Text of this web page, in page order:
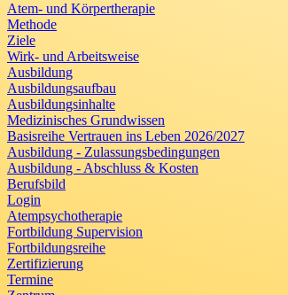
Atem- und Körpertherapie
Methode
Ziele
Wirk- und Arbeitsweise
Ausbildung
Ausbildungsaufbau
Ausbildungsinhalte
Medizinisches Grundwissen
Basisreihe Vertrauen ins Leben 2026/2027
Ausbildung - Zulassungsbedingungen
Ausbildung - Abschluss & Kosten
Berufsbild
Login
Atempsychotherapie
Fortbildung Supervision
Fortbildungsreihe
Zertifizierung
Termine